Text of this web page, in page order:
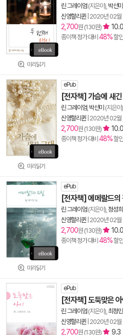
미리읽기
린 그레이엄 (지은이), 박선미
신영할리퀸 2020년 02월
2,700원 (130원) 10.0
종이책 정가 대비 48%할인
미리읽기
ePub
[전자책] 가슴에 새긴
린 그레이엄 박선미 (지은이)
신영할리퀸 2020년 02월
2,700원 (130원) 10.0
종이책 정가 대비 48%할인
미리읽기
ePub
[전자책] 에메랄드의
린 그레이엄 (지은이), 정성희
신영할리퀸 2020년 02월
2,700원 (130원) 10.0
종이책 정가 대비 48%할인
ePub
[전자책] 도둑맞은 아
린 그레이엄 (지은이), 최정민
신영할리퀸 2020년 02월
2,700원 (130원) 9.3